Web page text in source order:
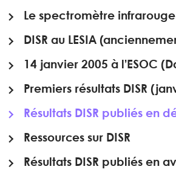
Le spectromètre infrarouge
DISR au LESIA
14 janvier 2005 à l’ESOC
Premiers résultats DISR
Résultats DISR publiés en
Ressources sur DISR
Résultats DISR publiés en